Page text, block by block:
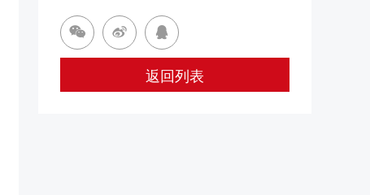
  
返回列表